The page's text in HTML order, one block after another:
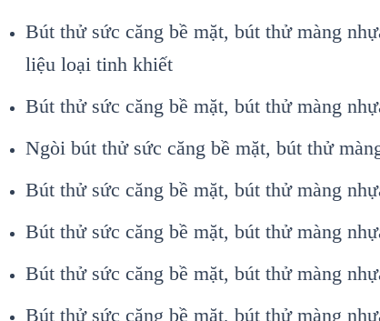
Bút thử sức căng bề mặt, bút thử màng
liệu loại tinh khiết
Bút thử sức căng bề mặt, bút thử màng
Ngòi bút thử sức căng bề mặt, bút thử
Bút thử sức căng bề mặt, bút thử màng
Bút thử sức căng bề mặt, bút thử màng
Bút thử sức căng bề mặt, bút thử màng
Bút thử sức căng bề mặt, bút thử màng